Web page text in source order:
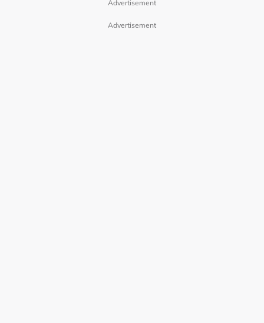
【XUAN来者是王】林德荣笑Wincci跳舞同手同脚！
Advertisement
Advertisement